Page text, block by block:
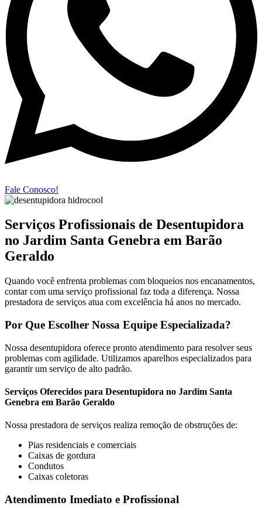
Fale Conosco!
Serviços Profissionais de Desentupidora
no Jardim Santa Genebra em Barão
Geraldo
Quando você enfrenta problemas com bloqueios nos encanamentos,
contar com uma serviço profissional faz toda a diferença. Nossa
prestadora de serviços atua com excelência há anos no mercado.
Por Que Escolher Nossa Equipe Especializada?
Nossa desentupidora oferece pronto atendimento para resolver seus
problemas com agilidade. Utilizamos aparelhos especializados para
garantir um serviço de alto padrão.
Serviços Oferecidos para Desentupidora no Jardim Santa
Genebra em Barão Geraldo
Nossa prestadora de serviços realiza remoção de obstruções de:
Pias residenciais e comerciais
Caixas de gordura
Condutos
Caixas coletoras
Atendimento Imediato e Profissional